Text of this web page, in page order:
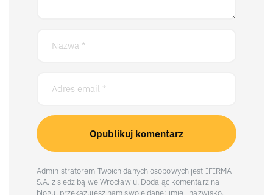
Administratorem Twoich danych osobowych jest IFIRMA
S.A. z siedzibą we Wrocławiu. Dodając komentarz na
blogu, przekazujesz nam swoje dane: imię i nazwisko,